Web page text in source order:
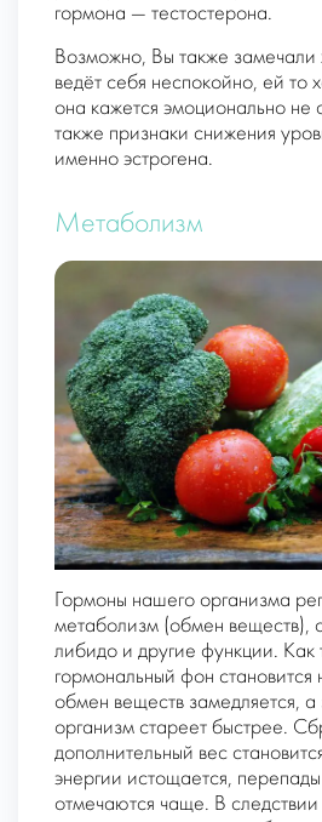
гормона — тестостерона.
Возможно, Вы также замечали
ведёт себя неспокойно, ей то
она кажется эмоционально не
также признаки снижения
именно эстрогена.
Метаболизм
Гормоны нашего организма
метаболизм (обмен веществ),
либидо и другие функции. Как
гормональный фон становится
обмен веществ замедляется, а
организм стареет быстрее.
дополнительный вес
энергии истощается,
отмечаются чаще. В